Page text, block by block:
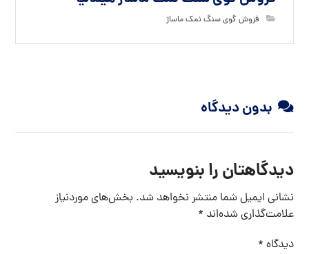
فروش گوی سنگ نمک ماساژ
بدون دیدگاه
دیدگاهتان را بنویسید
نشانی ایمیل شما منتشر نخواهد شد. بخش‌های موردنیاز
علامت‌گذاری شده‌اند *
دیدگاه *